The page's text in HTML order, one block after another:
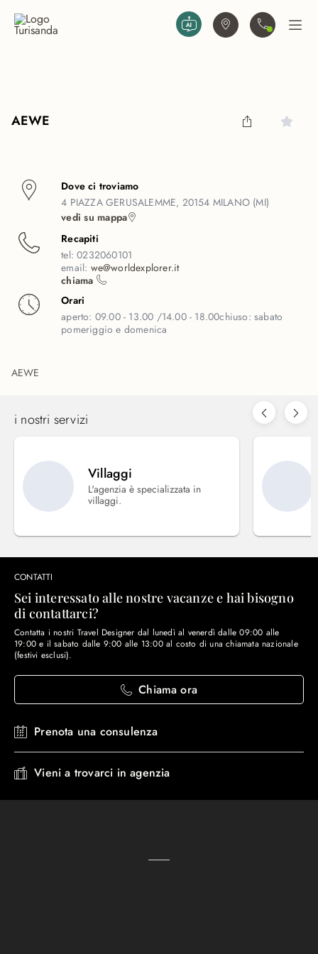
Trova agenziaContattaciApri
AEWE
Dove ci troviamo
4 PIAZZA GERUSALEMME, 20154 MILANO (MI)
vedi su mappa
Recapiti
tel:0232060101
email: we@worldexplorer.it
chiama
Orari
aperto: 09.00 - 13.00 /14.00 - 18.00chiuso:sabato
pomeriggio e domenica
AEWE
i nostri servizi
Villaggi
L'agenzia è specializzata in
villaggi.
CONTATTI
Sei interessato alle nostre vacanze e hai bisogno
di contattarci?
Contatta i nostri Travel Designer dal lunedì al venerdì dalle 09:00 alle
19:00 e il sabato dalle 9:00 alle 13:00 al costo di una chiamata nazionale
(festivi esclusi).
Chiama ora
Prenota una consulenza
Vieni a trovarci in agenzia